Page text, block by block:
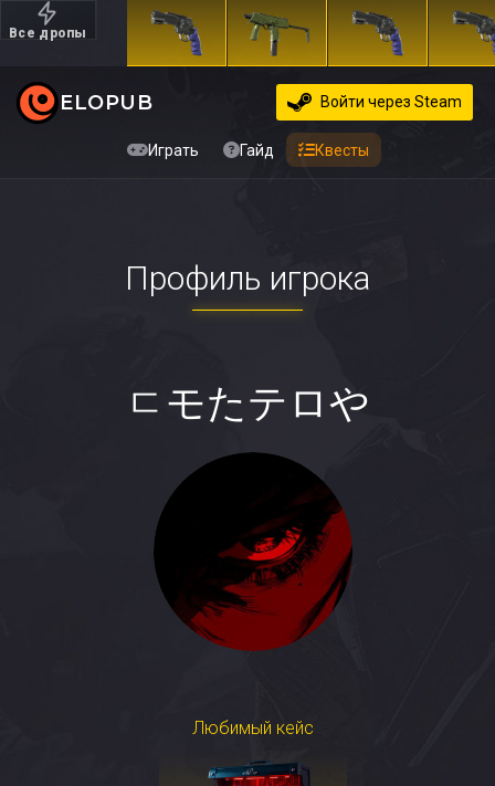
Все дропы
Дорогие
ELOPUB
Играть Гайд Квесты
Войти через Steam
Профиль игрока
ㄷモたテロや
Любимый кейс